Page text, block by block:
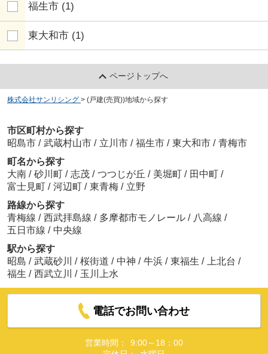
福生市 (1)
東大和市 (1)
ページトップへ
株式会社サンリシング > (戸建(売買))地域から探す
市区町村から探す
昭島市 / 武蔵村山市 / 立川市 / 福生市 / 東大和市 / 青梅市
町名から探す
大南 / 砂川町 / 志茂 / つつじが丘 / 美堀町 / 田中町 /
富士見町 / 河辺町 / 東青梅 / 立野
路線から探す
青梅線 / 西武拝島線 / 多摩都市モノレール / 八高線 /
五日市線 / 中央線
駅から探す
昭島 / 武蔵砂川 / 桜街道 / 中神 / 牛浜 / 東福生 / 上北台 /
福生 / 西武立川 / 玉川上水
電話でお問い合わせ
営業時間：
9:00～18：00